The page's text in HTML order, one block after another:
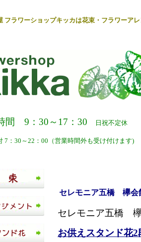
フラワーショップキッカは花束 ・ フラワーア
間 9：30～17：30 日祝不定休
7：30～22：00（営業時間外も受け付けます)
セレモニア五橋 欅会
セレモニア五橋
お供えスタンド花2